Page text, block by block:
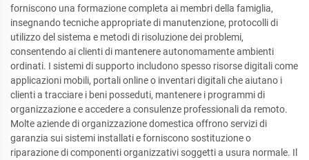
forniscono una formazione completa ai membri della famiglia,
insegnando tecniche appropriate di manutenzione, protocolli di
utilizzo del sistema e metodi di risoluzione dei problemi,
consentendo ai clienti di mantenere autonomamente ambienti
ordinati. I sistemi di supporto includono spesso risorse digitali come
applicazioni mobili, portali online o inventari digitali che aiutano i
clienti a tracciare i beni posseduti, mantenere i programmi di
organizzazione e accedere a consulenze professionali da remoto.
Molte aziende di organizzazione domestica offrono servizi di
garanzia sui sistemi installati e forniscono sostituzione o
riparazione di componenti organizzativi soggetti a usura normale. Il